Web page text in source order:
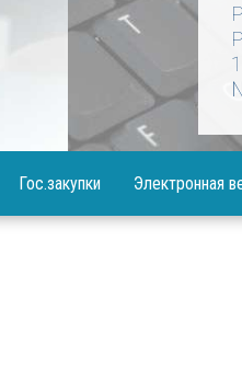
Гос.закупки
Объявления
Электронная